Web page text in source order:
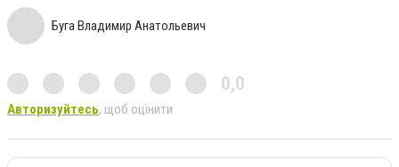
Буга Владимир Анатольевич
0,0
Авторизуйтесь, щоб оцінити